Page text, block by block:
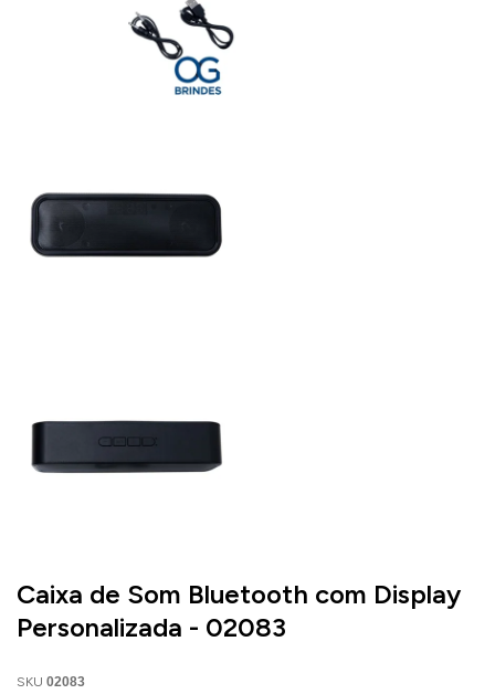
Caixa de Som Bluetooth com Display
Personalizada - 02083
SKU 02083